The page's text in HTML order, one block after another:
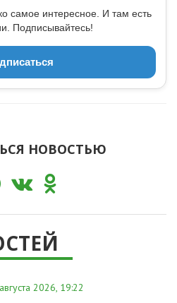
самое интересное. И там есть
Подписывайтесь!
НОВОСТЬЮ
2026, 19:22